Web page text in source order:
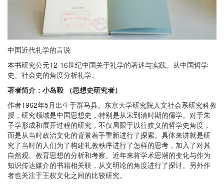
中国近代礼学的言说
本书研究公元12-16世纪中国关于礼学的著述与实践。从中国哲学
史、社会史的角度分析礼学。
著者简介： 小岛毅 （思想史研究者）
作者1962年5月出生于群马县。东京大学研究院人文社会系研究科教
授，研究领域是中国思想史，特别是从宋到清时期的儒学。对于朱
子学形成和展开过程的研究，不仅局限于以往狭义的哲学史角度，
而是从当时政治文化的背景着手重新进行了探索。具体来讲就是研
究了当时的人们为了构建礼教秩序进行了怎样的思考，加入了对其
自然观、教育思想的分析和考察。近年来将学术思潮的变化与作为
知识传达媒介的书籍相关联，从文明论的角度进行了探讨。另外作
者也关注于王权文化之间的比较研究。